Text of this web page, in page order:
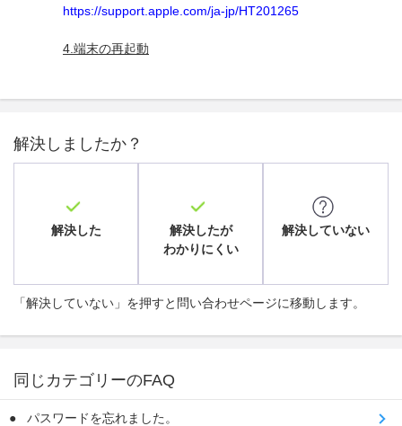
https://support.apple.com/ja-jp/HT201265
4.端末の再起動
解決しましたか？
解決した
解決したが
わかりにくい
解決していない
「解決していない」を押すと問い合わせページに移動します。
同じカテゴリーのFAQ
パスワードを忘れました。